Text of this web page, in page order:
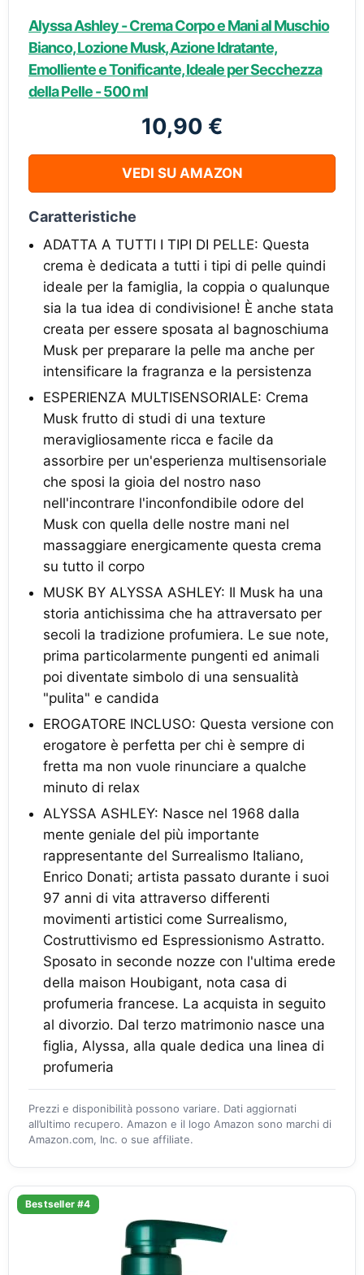
Alyssa Ashley - Crema Corpo e Mani al Muschio
Bianco, Lozione Musk, Azione Idratante,
Emolliente e Tonificante, Ideale per Secchezza
della Pelle - 500 ml
10,90 €
VEDI SU AMAZON
Caratteristiche
ADATTA A TUTTI I TIPI DI PELLE: Questa
crema è dedicata a tutti i tipi di pelle quindi
ideale per la famiglia, la coppia o qualunque
sia la tua idea di condivisione! È anche stata
creata per essere sposata al bagnoschiuma
Musk per preparare la pelle ma anche per
intensificare la fragranza e la persistenza
ESPERIENZA MULTISENSORIALE: Crema
Musk frutto di studi di una texture
meravigliosamente ricca e facile da
assorbire per un'esperienza multisensoriale
che sposi la gioia del nostro naso
nell'incontrare l'inconfondibile odore del
Musk con quella delle nostre mani nel
massaggiare energicamente questa crema
su tutto il corpo
MUSK BY ALYSSA ASHLEY: Il Musk ha una
storia antichissima che ha attraversato per
secoli la tradizione profumiera. Le sue note,
prima particolarmente pungenti ed animali
poi diventate simbolo di una sensualità
"pulita" e candida
EROGATORE INCLUSO: Questa versione con
erogatore è perfetta per chi è sempre di
fretta ma non vuole rinunciare a qualche
minuto di relax
ALYSSA ASHLEY: Nasce nel 1968 dalla
mente geniale del più importante
rappresentante del Surrealismo Italiano,
Enrico Donati; artista passato durante i suoi
97 anni di vita attraverso differenti
movimenti artistici come Surrealismo,
Costruttivismo ed Espressionismo Astratto.
Sposato in seconde nozze con l'ultima erede
della maison Houbigant, nota casa di
profumeria francese. La acquista in seguito
al divorzio. Dal terzo matrimonio nasce una
figlia, Alyssa, alla quale dedica una linea di
profumeria
Prezzi e disponibilità possono variare. Dati aggiornati
all’ultimo recupero. Amazon e il logo Amazon sono marchi di
Amazon.com, Inc. o sue affiliate.
Bestseller #4